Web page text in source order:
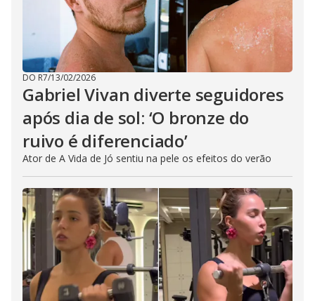
DO R7/13/02/2026
Gabriel Vivan diverte seguidores
após dia de sol: ‘O bronze do
ruivo é diferenciado’
Ator de A Vida de Jó sentiu na pele os efeitos do verão